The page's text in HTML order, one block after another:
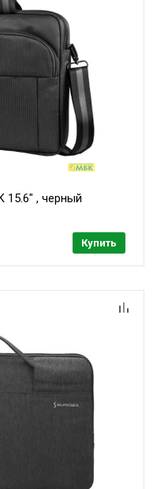
15.6" , черный
Купить